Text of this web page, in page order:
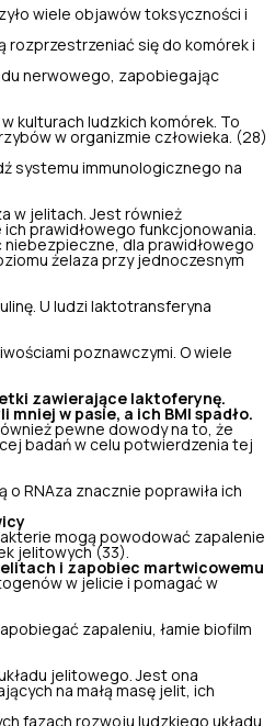
wiele objawów toksyczności i
rozprzestrzeniać się do komórek i
nerwowego, zapobiegając
kulturach ludzkich komórek. To
w organizmie człowieka. (28)
systemu immunologicznego na
w jelitach. Jest również
prawidłowego funkcjonowania.
niebezpieczne, dla prawidłowego
żelaza przy jednoczesnym
U ludzi laktotransferyna
poznawczymi. O wiele
zawierające laktoferynę.
w pasie, a ich BMI spadło.
pewne dowody na to, że
badań w celu potwierdzenia tej
RNAza znacznie poprawiła ich
mogą powodować zapalenie
jelitowych (33).
i zapobiec martwicowemu
w jelicie i pomagać w
zapaleniu, łamie biofilm
jelitowego. Jest ona
na małą masę jelit, ich
fazach rozwoju ludzkiego układu